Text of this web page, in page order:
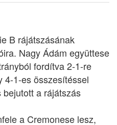
B rájátszásának
Nagy Ádám együttese
fordítva 2-1-re
4-1-es összesítéssel
a rájátszás
a Cremonese lesz,